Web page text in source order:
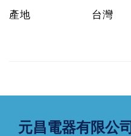
產地 台灣
元昌電器有限公司